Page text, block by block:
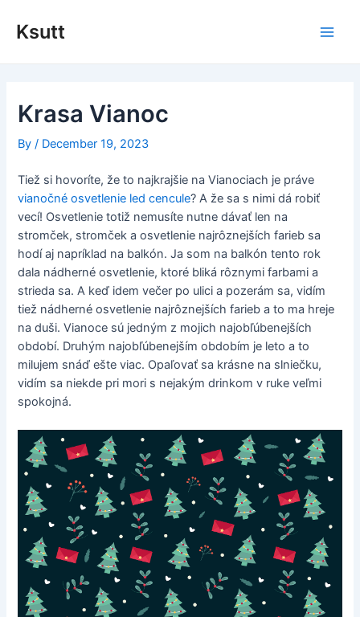
Ksutt
Krasa Vianoc
By/ December 19, 2023
Tiež si hovoríte, že to najkrajšie na Vianociach je práve
vianočné osvetlenie led cencule? A že sa s nimi dá robiť
vecí! Osvetlenie totiž nemusíte nutne dávať len na
stromček, stromček a osvetlenie najrôznejších farieb sa
hodí aj napríklad na balkón. Ja som na balkón tento rok
dala nádherné osvetlenie, ktoré bliká rôznymi farbami a
strieda sa. A keď idem večer po ulici a pozerám sa, vidím
tiež nádherné osvetlenie najrôznejších farieb a to ma hreje
na duši. Vianoce sú jedným z mojich najobľúbenejších
období. Druhým najobľúbenejším obdobím je leto a to
milujem snáď ešte viac. Opaľovať sa krásne na slniečku,
vidím sa niekde pri mori s nejakým drinkom v ruke veľmi
spokojná.